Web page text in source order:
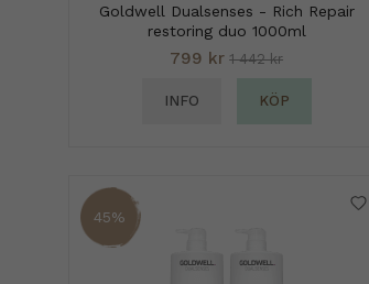
Goldwell Dualsenses - Rich Repair
restoring duo 1000ml
799 kr 1 442 kr
INFO KÖP
45%